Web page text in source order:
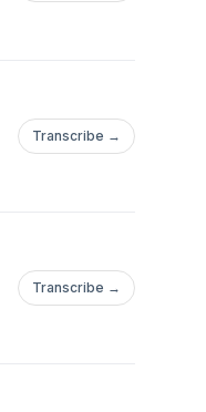
Transcribe →
Transcribe →